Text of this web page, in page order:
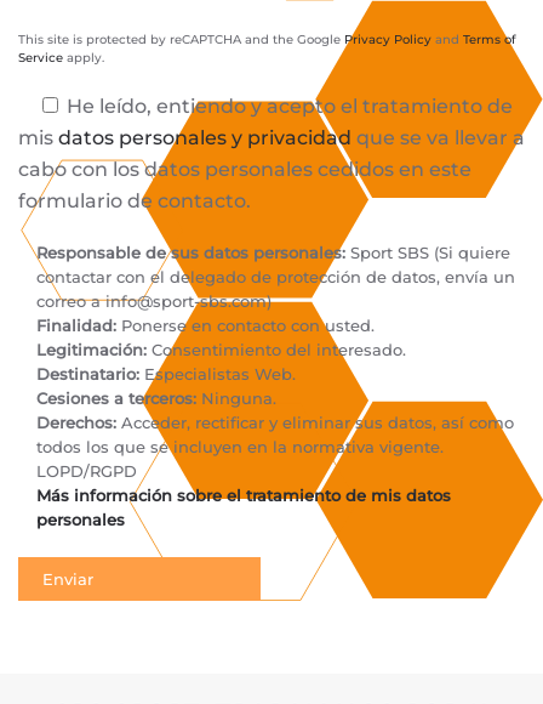
This site is protected by reCAPTCHA and the Google Privacy Policy and Terms of
Service apply.
He leído, entiendo y acepto el tratamiento de
mis datos personales y privacidad que se va llevar a
cabo con los datos personales cedidos en este
formulario de contacto.
Responsable de sus datos personales: Sport SBS (Si quiere
contactar con el delegado de protección de datos, envía un
correo ainfo@sport-sbs.com)
Finalidad: Ponerse en contacto con usted.
Legitimación: Consentimiento del interesado.
Destinatario: Especialistas Web.
Cesiones a terceros: Ninguna.
Derechos: Acceder, rectificar y eliminar sus datos, así como
todos los que se incluyen en la normativa vigente.
LOPD/RGPD
Más información sobre el tratamiento de mis datos
personales